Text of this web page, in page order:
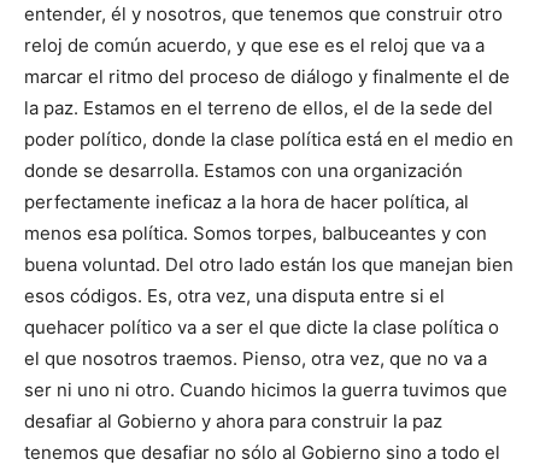
entender, él y nosotros, que tenemos que construir otro
reloj de común acuerdo, y que ese es el reloj que va a
marcar el ritmo del proceso de diálogo y finalmente el de
la paz. Estamos en el terreno de ellos, el de la sede del
poder político, donde la clase política está en el medio en
donde se desarrolla. Estamos con una organización
perfectamente ineficaz a la hora de hacer política, al
menos esa política. Somos torpes, balbuceantes y con
buena voluntad. Del otro lado están los que manejan bien
esos códigos. Es, otra vez, una disputa entre si el
quehacer político va a ser el que dicte la clase política o
el que nosotros traemos. Pienso, otra vez, que no va a
ser ni uno ni otro. Cuando hicimos la guerra tuvimos que
desafiar al Gobierno y ahora para construir la paz
tenemos que desafiar no sólo al Gobierno sino a todo el